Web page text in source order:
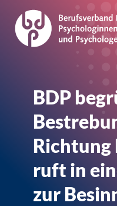
BDP
Richtung
ruft in
zur